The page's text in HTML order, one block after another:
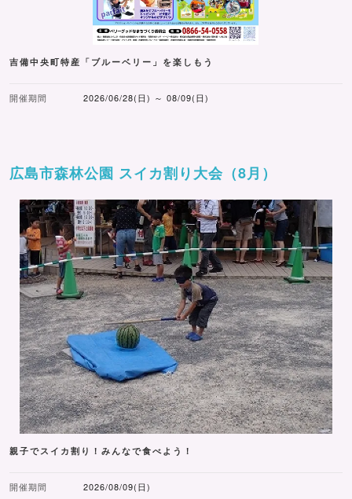
吉備中央町特産「ブルーベリー」を楽しもう
開催期間 2026/06/28(日) ～ 08/09(日)
広島市森林公園 スイカ割り大会（8月）
親子でスイカ割り！みんなで食べよう！
開催期間 2026/08/09(日)